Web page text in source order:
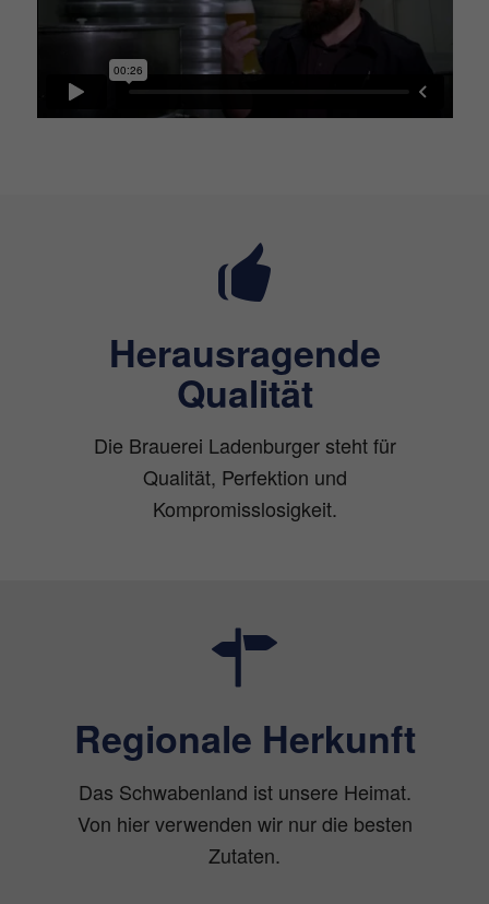
Herausragende
Qualität
Die Brauerei Ladenburger steht für
Qualität, Perfektion und
Kompromisslosigkeit.
Regionale Herkunft
Das Schwabenland ist unsere Heimat.
Von hier verwenden wir nur die besten
Zutaten.